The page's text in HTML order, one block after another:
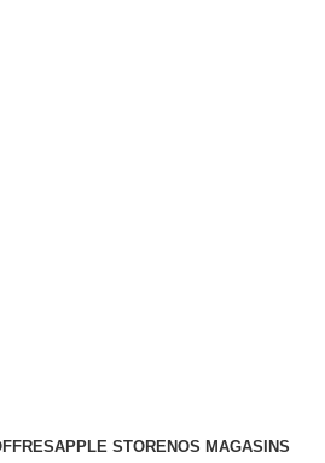
APPLE STORENOS MAGASINS